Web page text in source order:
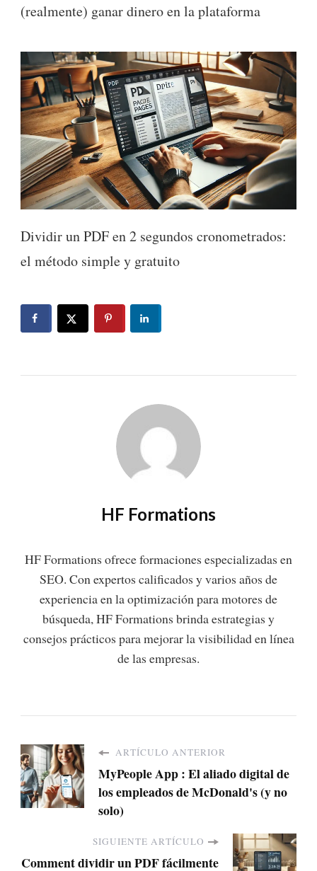
(realmente) ganar dinero en la plataforma
Dividir un PDF en 2 segundos cronometrados:
el método simple y gratuito
HF Formations
HF Formations ofrece formaciones especializadas en
SEO. Con expertos calificados y varios años de
experiencia en la optimización para motores de
búsqueda, HF Formations brinda estrategias y
consejos prácticos para mejorar la visibilidad en línea
de las empresas.
ARTÍCULO ANTERIOR
MyPeople App : El aliado digital de
los empleados de McDonald's (y no
solo)
SIGUIENTE ARTÍCULO
Comment dividir un PDF fácilmente